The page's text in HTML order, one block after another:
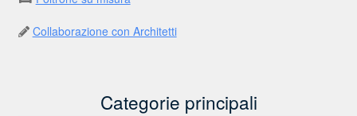
Collaborazione con Architetti
Categorie principali